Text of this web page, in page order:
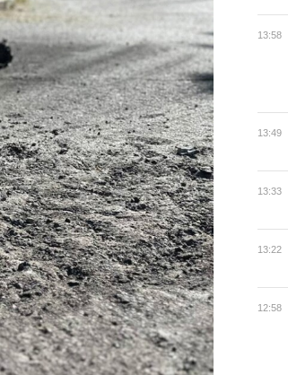
13:58
13:49
13:33
13:22
12:58